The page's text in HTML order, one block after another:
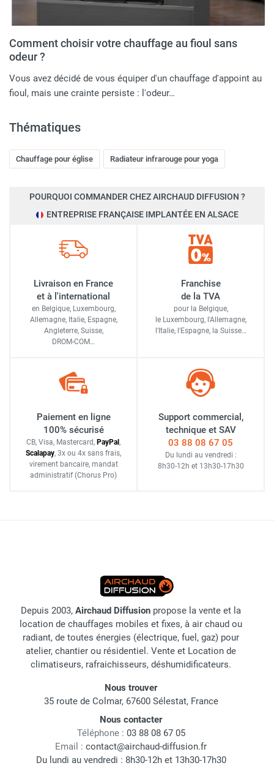
Comment choisir votre chauffage au fioul sans
odeur ?
Vous avez décidé de vous équiper d'un chauffage d'appoint au
fioul, mais une crainte persiste : l'odeur…
Thématiques
Chauffage pour église Radiateur infrarouge pour yoga
POURQUOI COMMANDER CHEZ AIRCHAUD DIFFUSION ?
ENTREPRISE FRANÇAISE IMPLANTÉE EN ALSACE
Livraison en France
et à l'international
en Belgique, Luxembourg,
Allemagne, Italie, Espagne,
Angleterre, Suisse,
DROM-COM…
Franchise
de la TVA
pour la Belgique,
le Luxembourg, l'Allemagne,
l'Italie, l'Espagne, la Suisse…
Paiement en ligne
100% sécurisé
CB, Visa, Mastercard, PayPal ,
Scalapay, 3x ou 4x sans frais,
virement bancaire, mandat
administratif (Chorus Pro)
Support commercial,
technique et SAV
03 88 08 67 05
Du lundi au vendredi :
8h30-12h et 13h30-17h30
Depuis 2003, Airchaud Diffusion propose la vente et la
location de chauffages mobiles et fixes, à air chaud ou
radiant, de toutes énergies (électrique, fuel, gaz) pour
atelier, chantier ou résidentiel. Vente et Location de
climatiseurs, rafraichisseurs, déshumidificateurs.
Nous trouver
35 route de Colmar, 67600 Sélestat, France
Nous contacter
Téléphone : 03 88 08 67 05
Email : contact@airchaud-diffusion.fr
Du lundi au vendredi : 8h30-12h et 13h30-17h30